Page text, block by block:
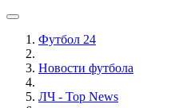
Футбол 24
Новости футбола
ЛЧ - Top News